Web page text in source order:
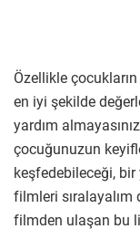
Özellikle
en iyi şekilde
yardım
çocuğunuzun
keşfedebileceği,
filmleri
filmden ulaşan bu